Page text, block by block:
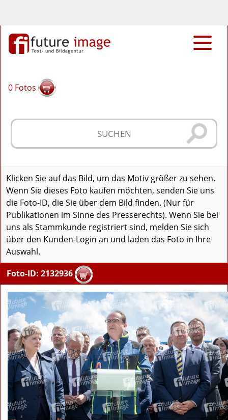
0 Fotos
Klicken Sie auf das Bild, um das Motiv größer zu sehen.
Wenn Sie dieses Foto kaufen möchten, senden Sie uns
die Foto-ID, die Sie über dem Bild finden. (Nur für
Publikationen im Sinne des Presserechts). Wenn Sie bei
uns als Stammkunde registriert sind, melden Sie sich
über den Kunden-Login an und laden das Foto in Ihre
Auswahl.
Foto-ID: 2132936